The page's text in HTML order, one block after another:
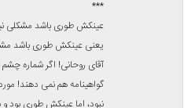
بنابراین از شما هم بعید
در دنیای دیپلماتیک هر
است و کارشناسان تحلیل
میدهند…
خلاصه اینکه مقام معظم